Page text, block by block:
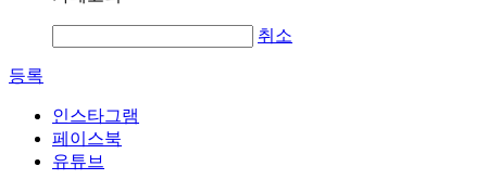
취소
등록
인스타그램
페이스북
유튜브